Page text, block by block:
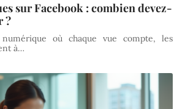
sur Facebook : combien devez-
?
numérique où chaque vue compte, les
à…